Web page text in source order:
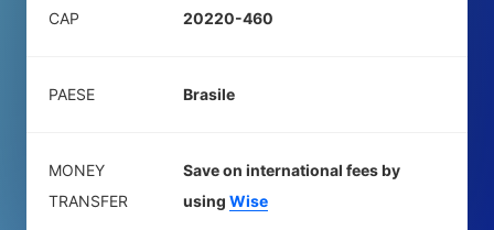
CAP 20220-460
PAESE Brasile
MONEY
TRANSFER
Save on international fees by
using Wise